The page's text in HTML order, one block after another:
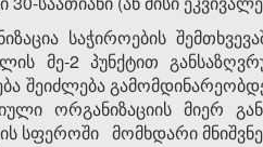
საჭიროების
მე-2 პუნქტით
შეიძლება
ორგანიზაციის მიერ
სფეროში მომხდარი